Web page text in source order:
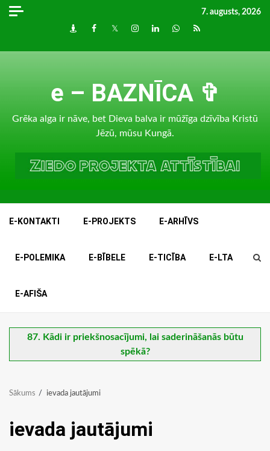
Skip
7. augusts, 2026
DraugiemFacebook
TwitterInstagram
LinkedInwhatsapp
RSS
e – BAZNĪCA ✞
Grēka alga ir nāve, bet Dieva balva ir mūžīga dzīvība Kristū
Jēzū, mūsu Kungā.
E-KONTAKTI E-PROJEKTS E-ARHĪVS
E-POLEMIKA E-BĪBELE E-TICĪBA E-LTA
E-AFIŠA
87. Kādi ir priekšnosacījumi, lai saderināšanās būtu
spēkā?
Sākums ievada jautājumi
ievada jautājumi